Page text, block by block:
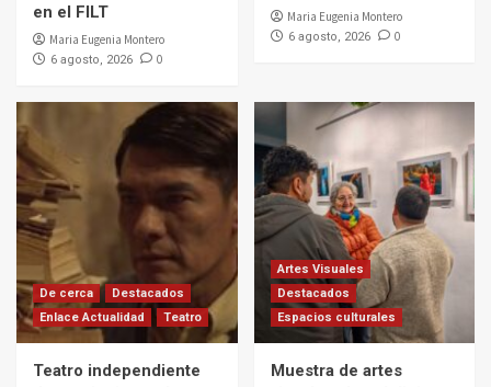
en el FILT
Maria Eugenia Montero
6 agosto, 2026 0
Maria Eugenia Montero
6 agosto, 2026 0
De cerca
Destacados
Enlace Actualidad
Teatro
Teatro independiente
Artes Visuales
Destacados
Espacios culturales
Muestra de artes